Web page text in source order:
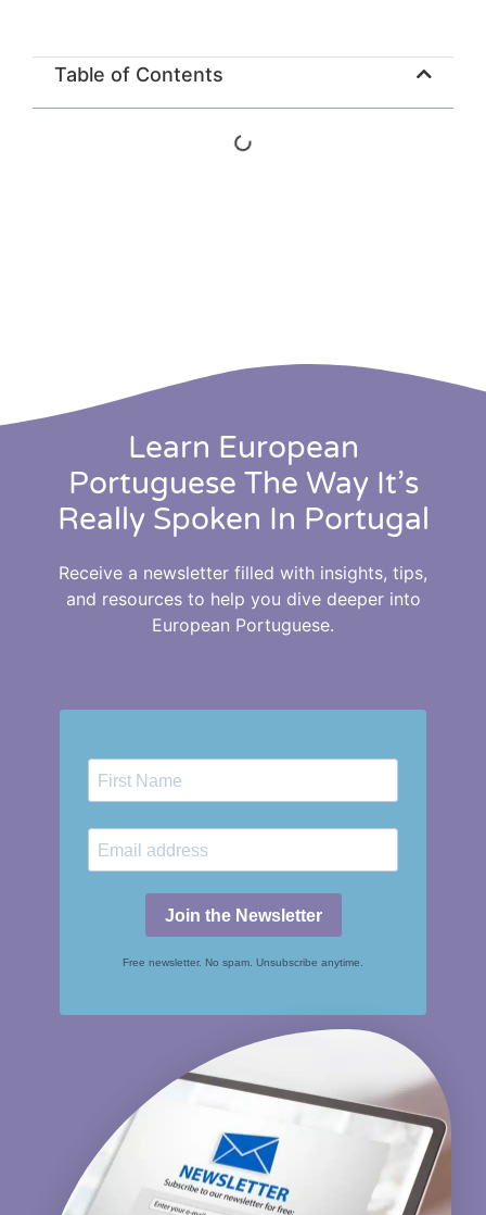
Table of Contents
Learn European
Portuguese The Way It’s
Really Spoken In Portugal
Receive a newsletter filled with insights, tips,
and resources to help you dive deeper into
European Portuguese.
Join the Newsletter
Free newsletter. No spam. Unsubscribe anytime.